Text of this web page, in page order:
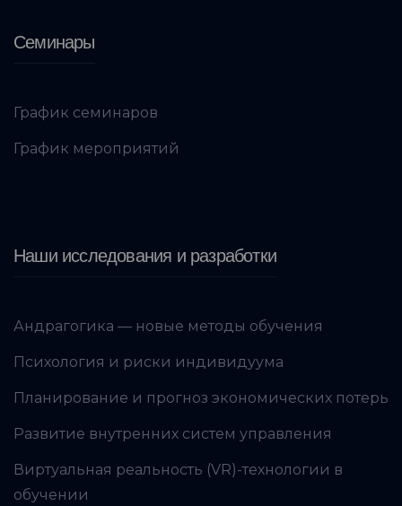
Семинары
График семинаров
График мероприятий
Наши исследования и разработки
Андрагогика — новые методы обучения
Психология и риски индивидуума
Планирование и прогноз экономических потерь
Развитие внутренних систем управления
Виртуальная реальность (VR)-технологии в
обучении